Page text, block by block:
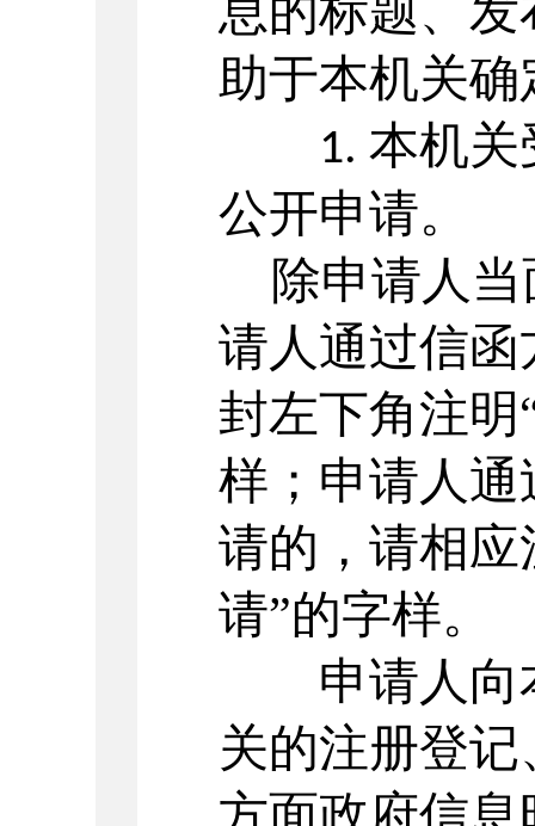
息的标题、
助于本机关
1. 本机关
公开申请。
除申请人
请人通过信
封左下角注明
样；申请人
请的，请相应
请”的字样。
申请人向
关的注册登